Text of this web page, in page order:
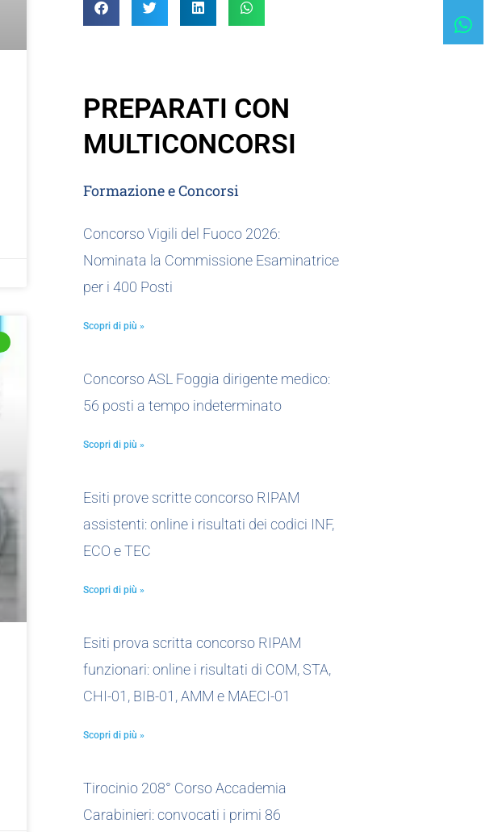
PREPARATI CON
MULTICONCORSI
Formazione e Concorsi
Concorso Vigili del Fuoco 2026:
Nominata la Commissione Esaminatrice
per i 400 Posti
Scopri di più »
Concorso ASL Foggia dirigente medico:
56 posti a tempo indeterminato
Scopri di più »
Esiti prove scritte concorso RIPAM
assistenti: online i risultati dei codici INF,
ECO e TEC
Scopri di più »
Esiti prova scritta concorso RIPAM
funzionari: online i risultati di COM, STA,
CHI-01, BIB-01, AMM e MAECI-01
Scopri di più »
Tirocinio 208° Corso Accademia
Carabinieri: convocati i primi 86